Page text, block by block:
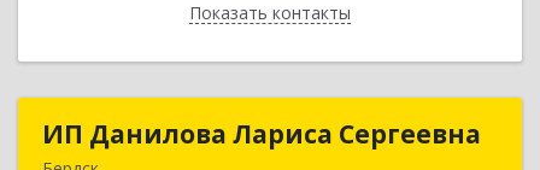
Показать контакты
Назад
ИП Данилова Лариса Сергеевна
ИП Данилова Лариса Сергеевна